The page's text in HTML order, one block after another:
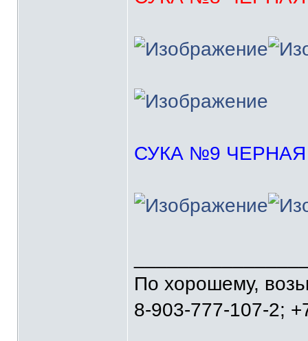
СУКА №9 ЧЕРНАЯ
По хорошему,
8-903-777-107-2;